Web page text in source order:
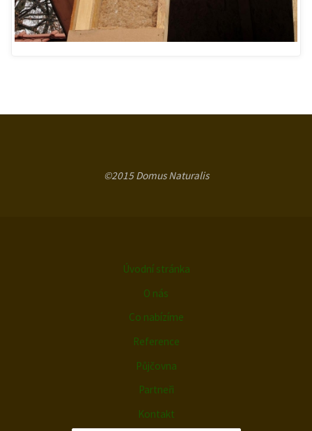
©2015 Domus Naturalis
Úvodní stránka
O nás
Co nabízíme
Reference
Půjčovna
Partneři
Kontakt